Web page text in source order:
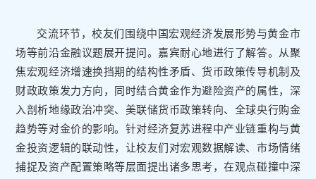
交流环节，校友们围绕中国宏观经济发展形势与黄金市
场等前沿金融议题展开提问。嘉宾耐心地进行了解答。从聚
焦宏观经济增速换挡期的结构性矛盾、货币政策传导机制及
财政政策发力方向，同时结合黄金作为避险资产的属性，深
入剖析地缘政治冲突、美联储货币政策转向、全球央行购金
趋势等对金价的影响。针对经济复苏进程中产业链重构与黄
金投资逻辑的联动性，让校友们对宏观数据解读、市场情绪
捕捉及资产配置策略等层面提出诸多思考，在观点碰撞中深